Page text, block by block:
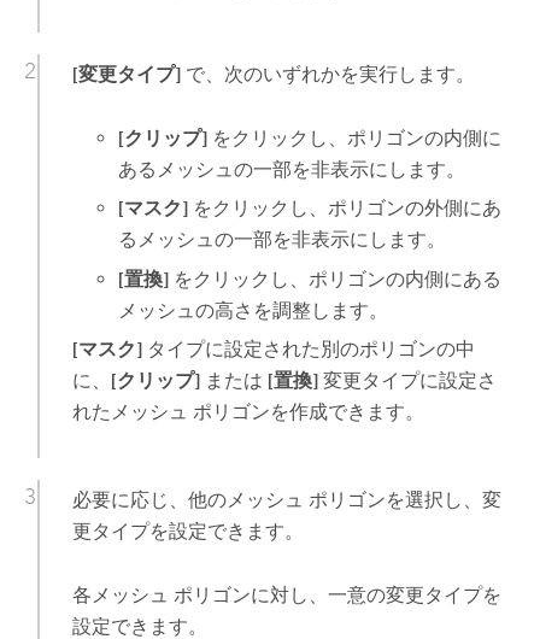
[変更タイプ]で、次のいずれかを実行します。
[クリップ] をクリックし、ポリゴンの内側に
あるメッシュの一部を非表示にします。
[マスク] をクリックし、ポリゴンの外側にあ
るメッシュの一部を非表示にします。
[置換] をクリックし、ポリゴンの内側にある
メッシュの高さを調整します。
[マスク]タイプに設定された別のポリゴンの中
に、 [クリップ]または [置換]変更タイプに設定さ
れたメッシュ ポリゴンを作成できます。
必要に応じ、他のメッシュ ポリゴンを選択し、変
更タイプを設定できます。
各メッシュ ポリゴンに対し、一意の変更タイプを
設定できます。